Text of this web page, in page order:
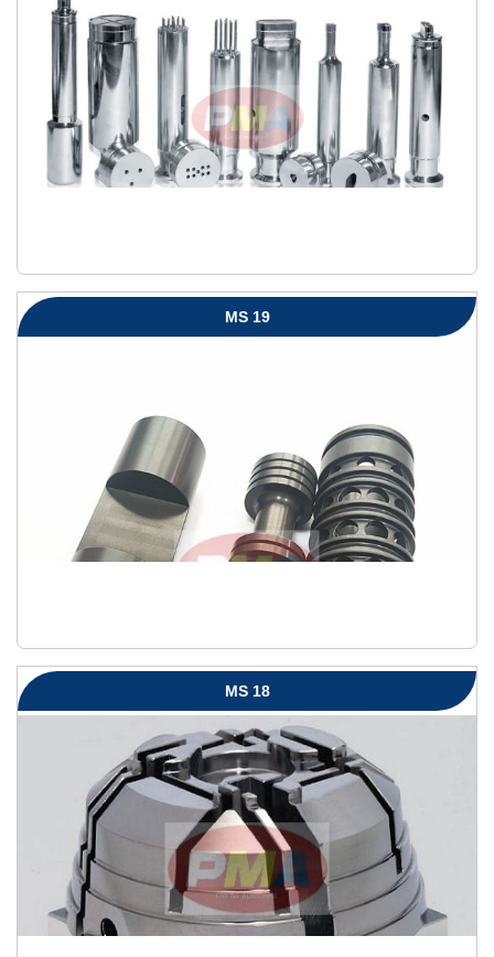
MS 19
MS 18